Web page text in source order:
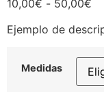
10,00€ - 50,00€
Ejemplo de
Medidas